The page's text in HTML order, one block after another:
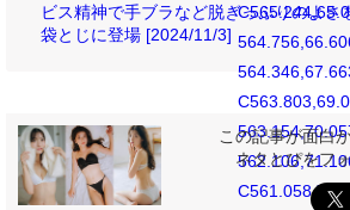
ビス精神で手ブラなど脱ぎっぷりのよさ
袋とじに登場 [2024/11/3]
この記事が面白
ネタとぴをフ